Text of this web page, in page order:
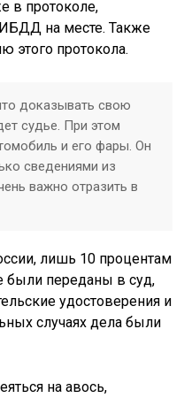
в протоколе,
на месте. Также
этого протокола.
доказывать свою
судье. При этом
и его фары. Он
сведениями из
важно отразить в
лишь 10 процентам
были переданы в суд,
удостоверения и
случаях дела были
на авось,